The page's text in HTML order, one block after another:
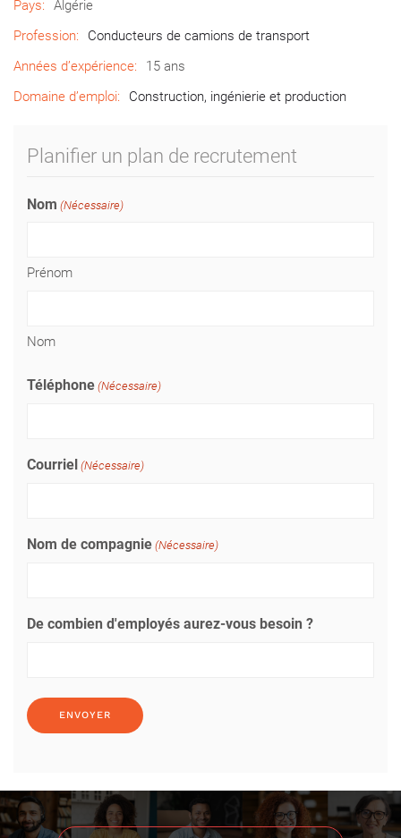
Pays:
Algérie
Profession:
Conducteurs de camions de transport
Années d’expérience:
15 ans
Domaine d’emploi:
Construction, ingénierie et production
Planifier un plan de recrutement
Nom (Nécessaire)
Prénom
Nom
Téléphone (Nécessaire)
Courriel (Nécessaire)
Nom de compagnie (Nécessaire)
De combien d'employés aurez-vous besoin ?